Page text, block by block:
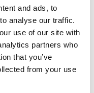
and ads, to
analyse our traffic.
use of our site with
partners who
that you’ve
from your use